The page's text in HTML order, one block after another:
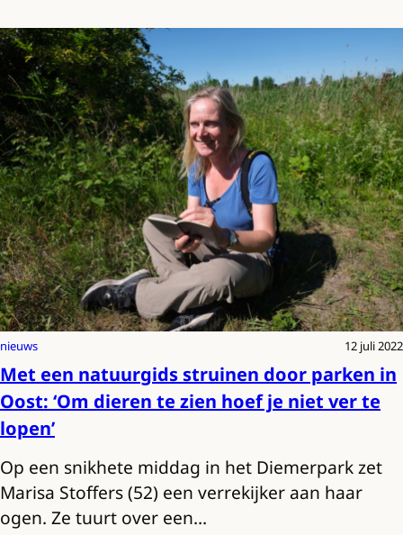
nieuws 12 juli 2022
Met een natuurgids struinen door parken in
Oost: ‘Om dieren te zien hoef je niet ver te
lopen’
Op een snikhete middag in het Diemerpark zet
Marisa Stoffers (52) een verrekijker aan haar
ogen. Ze tuurt over een…